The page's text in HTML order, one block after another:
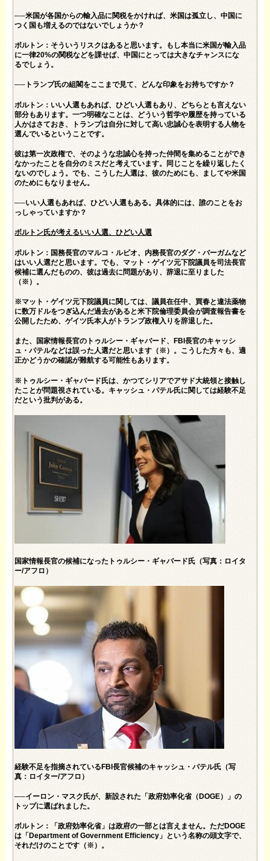
──米国が各国からの輸入品に関税をかければ、米国は孤立し、中国に
つく国も増えるのではないでしょうか？
ボルトン：そういうリスクはあると思います。もし本当に米国が輸入品
に一律20%の関税などを課せば、中国にとっては大きなチャンスにな
るでしょう。
──トランプ氏の組閣をここまで見て、どんな印象をお持ちですか？
ボルトン：いい人選もあれば、ひどい人選もあり、どちらとも言えない
部分もあります。一つ明確なことは、どういう哲学や履歴を持っている
人かはさておき、トランプは自分に対して高い忠誠心を表明する人物を
選んでいるということです。
彼は第一次政権で、そのような忠誠心を持った仲間を集めることができ
なかったことを自分のミスだと考えています。同じことを繰り返したく
ないのでしょう。でも、こうした人選は、彼のためにも、ましてや米国
のためにもなりません。
──いい人選もあれば、ひどい人選もある。具体的には、誰のことをお
っしゃっていますか？
ボルトン氏が考えるいい人選、ひどい人選
ボルトン：国務長官のマルコ・ルビオ、内務長官のダグ・バーガムなど
はいい人選だと思います。でも、マット・ゲイツ元下院議員を司法長官
候補に選んだものの、彼は過去に問題があり、辞退に至りました
（※）。
※マット・ゲイツ元下院議員に関しては、議員在任中、買春と違法薬物
に数万ドルをつぎ込んだ過去があると米下院倫理委員会が調査報告書を
公開したため、ゲイツ氏本人がトランプ政権入りを辞退した。
また、国家情報長官のトゥルシー・ギャバード、FBI長官のキャッシ
ュ・パテルなどは誤った人選だと思います（※）。こうした方々も、適
正かどうかの確認が難航する可能性もあります。
※トゥルシー・ギャバード氏は、かつてシリアでアサド大統領と接触し
たことが問題視されている。キャッシュ・パテル氏に関しては経験不足
だという批判がある。
国家情報長官の候補になったトゥルシー・ギャバード氏（写真：ロイタ
ー/アフロ）
経験不足を指摘されているFBI長官候補のキャッシュ・パテル氏（写
真：ロイター/アフロ）
──イーロン・マスク氏が、新設された「政府効率化省（DOGE）」の
トップに選ばれました。
ボルトン：「政府効率化省」は政府の一部とは言えません。ただDOGE
は「Department of Government Efficiency」という名称の頭文字で、
それだけのことです（※）。